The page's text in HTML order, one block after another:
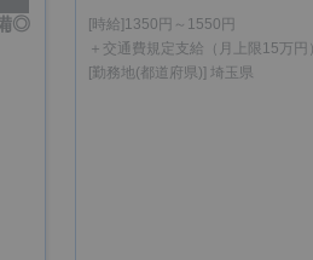
◎
[時給]1350円～1550円
＋交通費規定支給（月上限15万円）
[勤務地(都道府県)] 埼玉県